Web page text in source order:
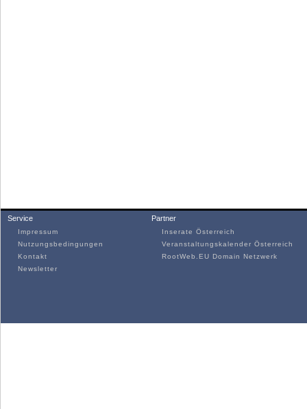
Service
Impressum
Nutzungsbedingungen
Kontakt
Newsletter
Partner
Inserate Österreich
Veranstaltungskalender Österreich
RootWeb.EU Domain Netzwerk